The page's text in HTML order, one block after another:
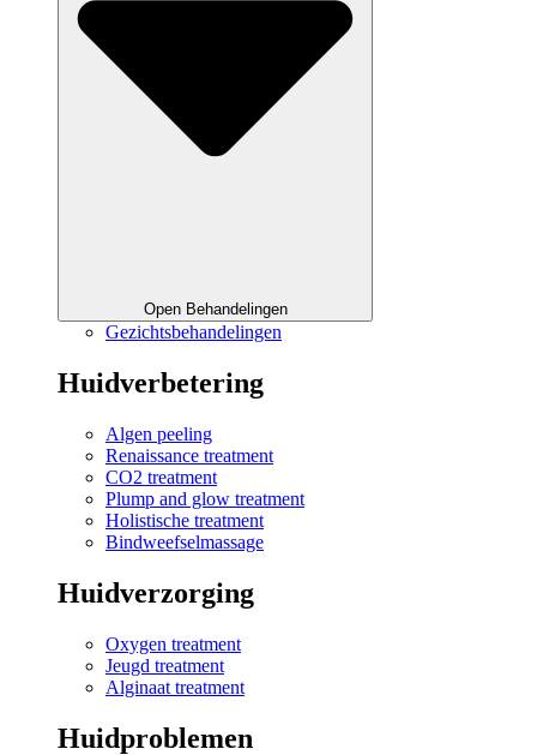
Open Behandelingen
Gezichtsbehandelingen
Huidverbetering
Algen peeling
Renaissance treatment
CO2 treatment
Plump and glow treatment
Holistische treatment
Bindweefselmassage
Huidverzorging
Oxygen treatment
Jeugd treatment
Alginaat treatment
Huidproblemen